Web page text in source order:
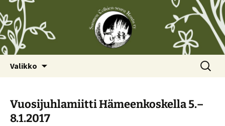
Valikko Haku:
Vuosijuhlamiitti Hämeenkoskella 5.–
8.1.2017